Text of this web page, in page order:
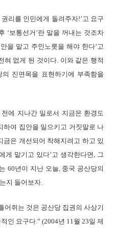
리를 인민에게 돌려주자!’고 요구
‘보통선거’란 말을 꺼내는 것조차
을 맡고 주인노릇을 해야 한다’고
혀 없게 된 것이다. 이와 같은 행적
의 진면목을 표현하기에 부족함을
에 지나간 일로서 지금은 환경도
하여 집안을 일으키고 거짓말로 나
은 개선되어 착해지려고 하고 있
게 맡기고 있다’고 생각한다면, 그
60년이 지난 오늘, 중국 공산당의
지 들어보자.
어쥐는 것은 공산당 집권의 사상기
인 요구다.” (2004년 11월 23일 제